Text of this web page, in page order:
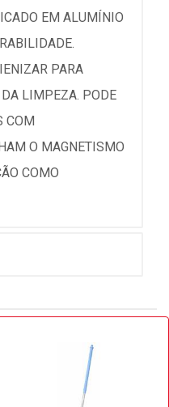
EM ALUMÍNIO
PARA
DA LIMPEZA. PODE
COM
O MAGNETISMO
COMO